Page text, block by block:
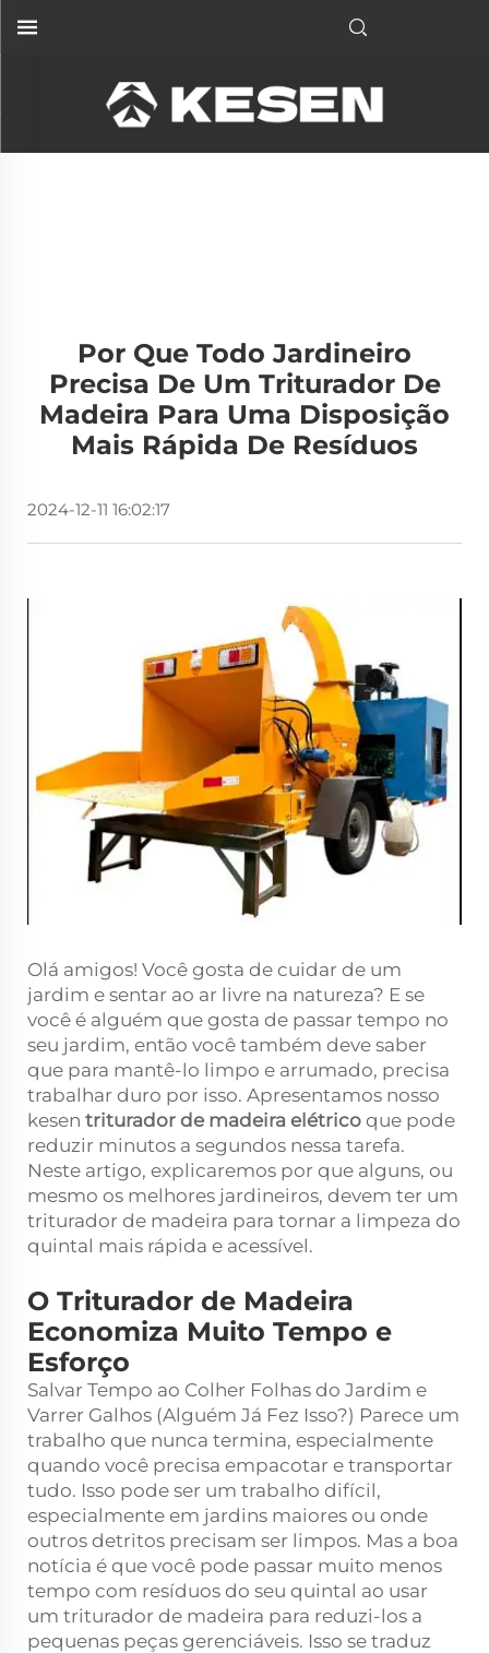
Por Que Todo Jardineiro
Precisa De Um Triturador De
Madeira Para Uma Disposição
Mais Rápida De Resíduos
2024-12-11 16:02:17
Olá amigos! Você gosta de cuidar de um
jardim e sentar ao ar livre na natureza? E se
você é alguém que gosta de passar tempo no
seu jardim, então você também deve saber
que para mantê-lo limpo e arrumado, precisa
trabalhar duro por isso. Apresentamos nosso
kesen triturador de madeira elétrico que pode
reduzir minutos a segundos nessa tarefa.
Neste artigo, explicaremos por que alguns, ou
mesmo os melhores jardineiros, devem ter um
triturador de madeira para tornar a limpeza do
quintal mais rápida e acessível.
O Triturador de Madeira
Economiza Muito Tempo e
Esforço
Salvar Tempo ao Colher Folhas do Jardim e
Varrer Galhos (Alguém Já Fez Isso?) Parece um
trabalho que nunca termina, especialmente
quando você precisa empacotar e transportar
tudo. Isso pode ser um trabalho difícil,
especialmente em jardins maiores ou onde
outros detritos precisam ser limpos. Mas a boa
notícia é que você pode passar muito menos
tempo com resíduos do seu quintal ao usar
um triturador de madeira para reduzi-los a
pequenas peças gerenciáveis. Isso se traduz